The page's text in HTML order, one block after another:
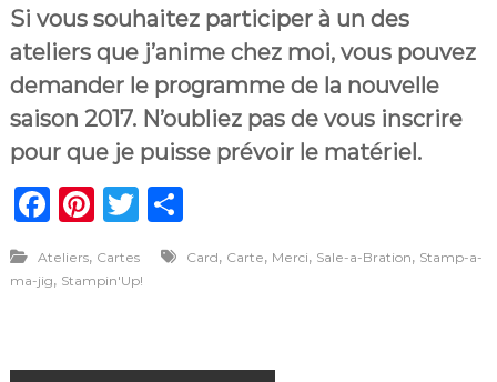
Si vous souhaitez participer à un des
ateliers que j’anime chez moi, vous pouvez
demander le programme de la nouvelle
saison 2017. N’oubliez pas de vous inscrire
pour que je puisse prévoir le matériel.
F
c
Pi
te
T
w
it
P
ta
Ateliers, Cartes Card, Carte, Merci, Sale-a-Bration, Stamp-a-
ma-jig, Stampin'Up!